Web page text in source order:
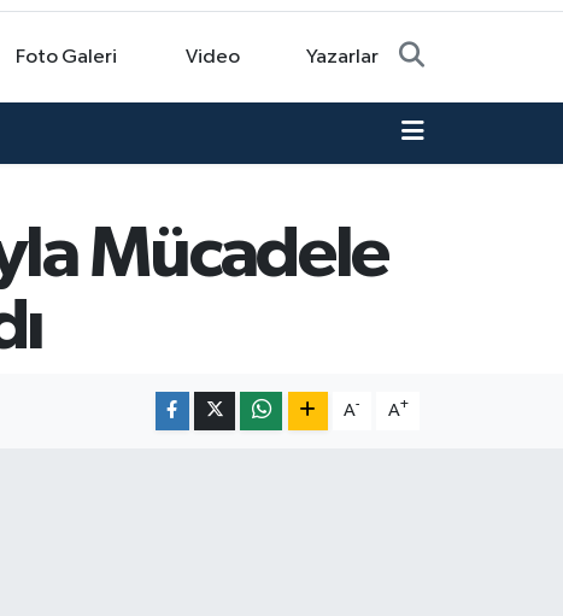
Foto Galeri Video Yazarlar
Mücadele
A- A+